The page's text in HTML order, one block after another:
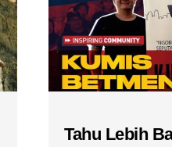
Tahu Lebih